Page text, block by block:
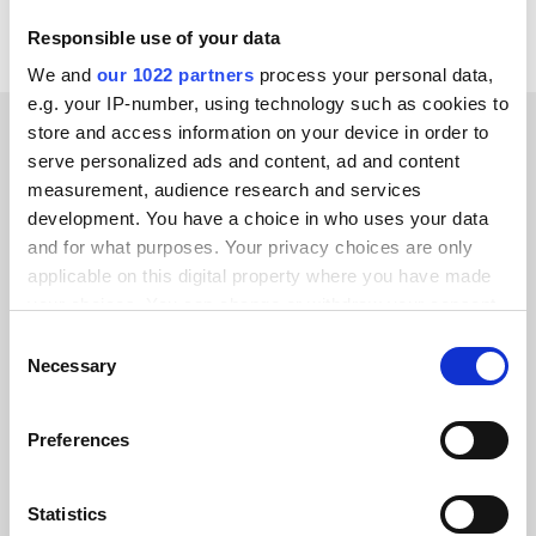
Responsible use of your data
We and our 1022 partners process your personal data,
e.g. your IP-number, using technology such as cookies to
store and access information on your device in order to
serve personalized ads and content, ad and content
measurement, audience research and services
development. You have a choice in who uses your data
and for what purposes. Your privacy choices are only
applicable on this digital property where you have made
the Privacy trigger icon.
Collect information about your geographical location
Identify your device by actively scanning it for
Selection
Necessary
Preferences
Statistics
ERFOLGSGESCHICHTEN UNSERER KUNDEN
Entdecken Sie, warum
unsere Kunden begeistert
sind
wissen wir, wo alles hingehört, und